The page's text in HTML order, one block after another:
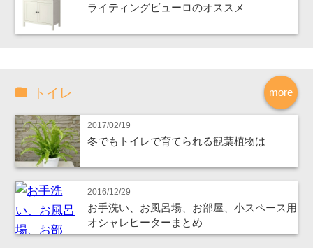
ライティングビューロのオススメ
more
トイレ
2017/02/19
冬でもトイレで育てられる観葉植物は
2016/12/29
お手洗い、お風呂場、お部屋、小スペース用
オシャレヒーターまとめ